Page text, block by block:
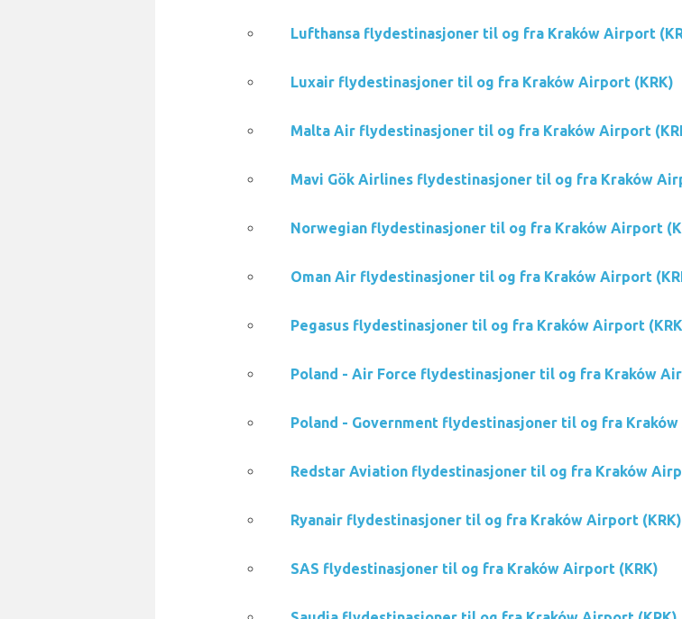
Lufthansa flydestinasjoner til og fra Kraków Airport
Luxair flydestinasjoner til og fra Kraków Airport (KRK)
Malta Air flydestinasjoner til og fra Kraków Airport
Mavi Gök Airlines flydestinasjoner til og fra Kraków
Norwegian flydestinasjoner til og fra Kraków Airport
Oman Air flydestinasjoner til og fra Kraków Airport
Pegasus flydestinasjoner til og fra Kraków Airport
Poland - Air Force flydestinasjoner til og fra Kraków
Poland - Government flydestinasjoner til og fra
Redstar Aviation flydestinasjoner til og fra Kraków
Ryanair flydestinasjoner til og fra Kraków Airport (KRK)
SAS flydestinasjoner til og fra Kraków Airport (KRK)